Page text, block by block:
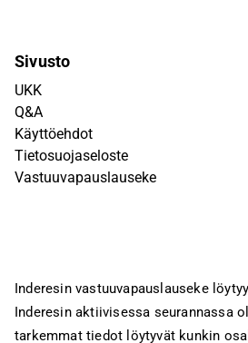
Sivusto
UKK
Q&A
Käyttöehdot
Tietosuojaseloste
Vastuuvapauslauseke
Inderesin vastuuvapauslauseke
Inderesin aktiivisessa seurannassa
tarkemmat tiedot löytyvät kunkin